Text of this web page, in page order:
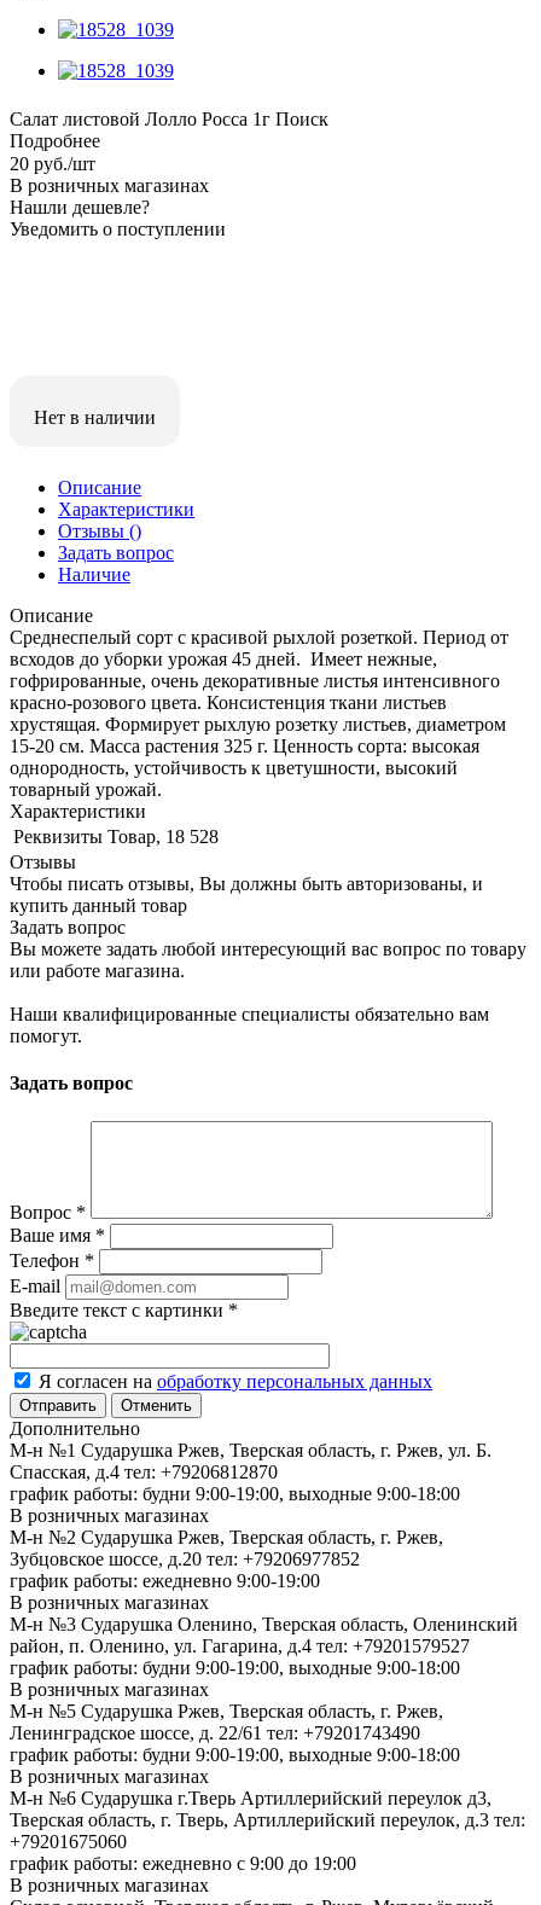
Салат листовой Лолло Росса 1г Поиск
Подробнее
20 руб./шт
В розничных магазинах
Нашли дешевле?
Уведомить о поступлении
Нет в наличии
Описание
Характеристики
Отзывы ()
Задать вопрос
Наличие
Описание
Среднеспелый сорт с красивой рыхлой розеткой. Период от
всходов до уборки урожая 45 дней. Имеет нежные,
гофрированные, очень декоративные листья интенсивного
красно-розового цвета. Консистенция ткани листьев
хрустящая. Формирует рыхлую розетку листьев, диаметром
15-20 см. Масса растения 325 г. Ценность сорта: высокая
однородность, устойчивость к цветушности, высокий
товарный урожай.
Характеристики
Реквизиты Товар, 18 528
Отзывы
Чтобы писать отзывы, Вы должны быть авторизованы, и
купить данный товар
Задать вопрос
Вы можете задать любой интересующий вас вопрос по товару
или работе магазина.
Наши квалифицированные специалисты обязательно вам
помогут.
Задать вопрос
Вопрос *
Ваше имя *
Телефон *
E-mail
Введите текст с картинки *
Я согласен на обработку персональных данных
Отменить
Дополнительно
М-н №1 Сударушка Ржев, Тверская область, г. Ржев, ул. Б.
Спасская, д.4 тел: +79206812870
график работы: будни 9:00-19:00, выходные 9:00-18:00
В розничных магазинах
М-н №2 Cударушка Ржев, Тверская область, г. Ржев,
Зубцовское шоссе, д.20 тел: +79206977852
график работы: ежедневно 9:00-19:00
В розничных магазинах
М-н №3 Сударушка Оленино, Тверская область, Оленинский
район, п. Оленино, ул. Гагарина, д.4 тел: +79201579527
график работы: будни 9:00-19:00, выходные 9:00-18:00
В розничных магазинах
М-н №5 Сударушка Ржев, Тверская область, г. Ржев,
Ленинградское шоссе, д. 22/61 тел: +79201743490
график работы: будни 9:00-19:00, выходные 9:00-18:00
В розничных магазинах
М-н №6 Сударушка г.Тверь Артиллерийский переулок д3,
Тверская область, г. Тверь, Артиллерийский переулок, д.3 тел:
+79201675060
график работы: ежедневно с 9:00 до 19:00
В розничных магазинах